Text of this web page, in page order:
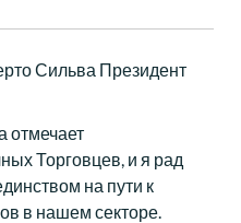
отмечает
Торговцев, и я рад
на пути к
в нашем секторе.